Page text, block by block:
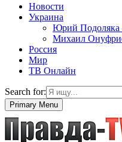
Новости
Украина
Юрий
Михаил
Россия
Мир
ТВ Онлайн
Search for:
Primary Menu